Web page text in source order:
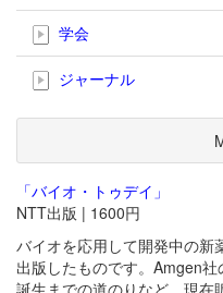
学会
ジャーナル
「バイオ・トゥデイ」
NTT出版 | 1600円
バイオを応用して開発中の新
出版したものです。Amgen